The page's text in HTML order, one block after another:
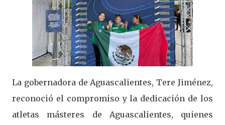
La gobernadora de Aguascalientes, Tere Jiménez,
reconoció el compromiso y la dedicación de los
atletas másteres de Aguascalientes, quienes